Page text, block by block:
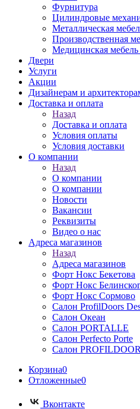
Фурнитура
Цилиндровые
Металлическая
Производственная
Медицинская
Двери
Услуги
Акции
Дизайнерам и
Доставка и оплата
Назад
Доставка и оплата
Условия оплаты
Условия доставки
О компании
Назад
О компании
О компании
Новости
Вакансии
Реквизиты
Видео о нас
Адреса магазинов
Назад
Адреса магазинов
Форт Нокс Бекетова
Форт Нокс
Форт Нокс Сормово
Салон ProfilDoors
Салон Океан
Салон PORTALLE
Салон Perfecto Portе
Салон
Корзина0
Отложенные0
Вконтакте